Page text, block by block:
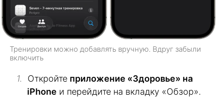
Тренировки можно добавлять вручную. Вдруг забыли
включить
Откройте приложение «Здоровье» на
iPhone и перейдите на вкладку «Обзор».